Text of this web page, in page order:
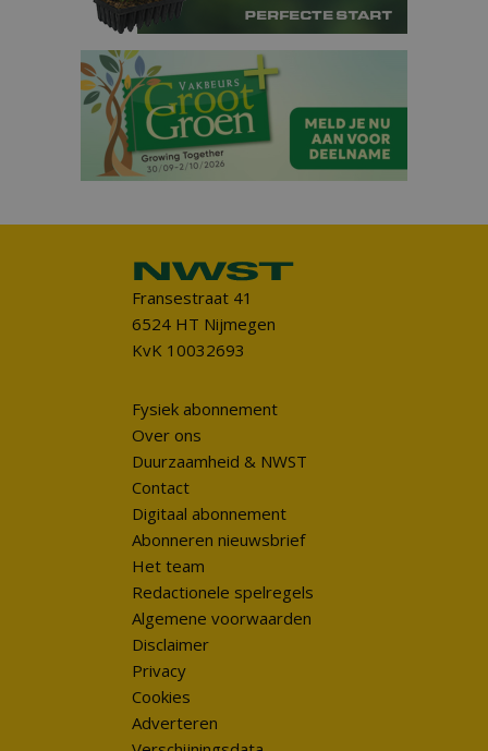
Fransestraat 41
6524 HT Nijmegen
KvK 10032693
Fysiek abonnement
Over ons
Duurzaamheid & NWST
Contact
Digitaal abonnement
Abonneren nieuwsbrief
Het team
Redactionele spelregels
Algemene voorwaarden
Disclaimer
Privacy
Cookies
Adverteren